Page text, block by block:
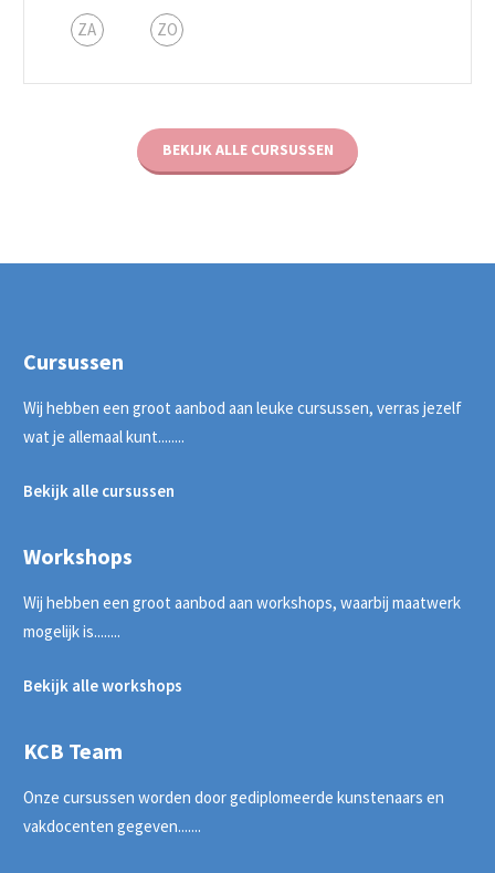
ZA ZO
BEKIJK ALLE CURSUSSEN
Cursussen
Wij hebben een groot aanbod aan leuke cursussen, verras jezelf
wat je allemaal kunt........
Bekijk alle cursussen
Workshops
Wij hebben een groot aanbod aan workshops, waarbij maatwerk
mogelijk is........
Bekijk alle workshops
KCB Team
Onze cursussen worden door gediplomeerde kunstenaars en
vakdocenten gegeven.......